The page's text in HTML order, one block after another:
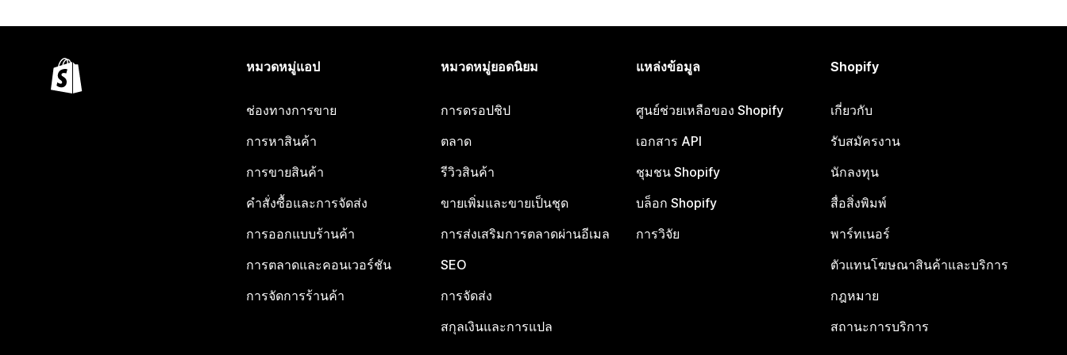
หมวดหมู่แอป
ช่องทางการขาย
การหาสินค้า
การขายสินค้า
คำสั่งซื้อและการจัดส่ง
การออกแบบร้านค้า
การตลาดและคอนเวอร์ชัน
การจัดการร้านค้า
หมวดหมู่ยอดนิยม
การดรอปชิป
ตลาด
รีวิวสินค้า
ขายเพิ่มและขายเป็นชุด
การส่งเสริมการตลาดผ่านอีเมล
SEO
การจัดส่ง
สกุลเงินและการแปล
แหล่งข้อมูล
ศูนย์ช่วยเหลือของ Shopify
เอกสาร API
ชุมชน Shopify
บล็อก Shopify
การวิจัย
Shopify
เกี่ยวกับ
รับสมัครงาน
นักลงทุน
สื่อสิ่งพิมพ์
พาร์ทเนอร์
ตัวแทนโฆษณาสินค้าและบริการ
กฎหมาย
สถานะการบริการ